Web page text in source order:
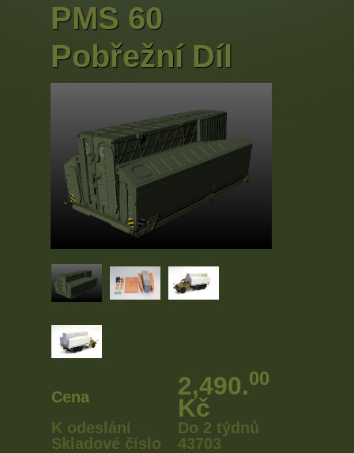
PMS 60
Pobřežní Díl
Cena 2,490.00
Kč
K odeslání
Do 2 týdnů
Skladové číslo
43703